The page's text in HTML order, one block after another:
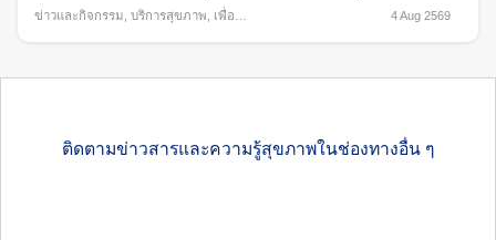
ข่าวและกิจกรรม บริการสุขภาพ
เพื่อ
4 Aug 2569
ติดตามข่าวสารและความรู้สุขภาพในช่องทางอื่น ๆ